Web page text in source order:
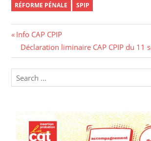
RÉFORME PÉNALE
SPIP
Navigation
de
l’article
Previous
Post:
Info CAP CPIP
Next
Post:
Déclaration liminaire CAP CPIP du 11